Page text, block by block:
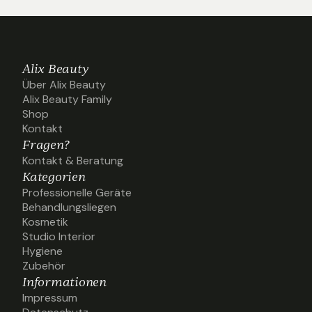
Alix Beauty
Über Alix Beauty
Über Alix Beauty
Alix Beauty Family
Alix Beauty Family
Shop
Shop
Kontakt
Kontakt
Fragen?
Kontakt & Beratung
Kontakt & Beratung
Kategorien
Professionelle Geräte
Professionelle Geräte
Behandlungsliegen
Behandlungsliegen
Kosmetik
Kosmetik
Studio Interior
Studio Interior
Hygiene
Hygiene
Zubehör
Zubehör
Informationen
Impressum